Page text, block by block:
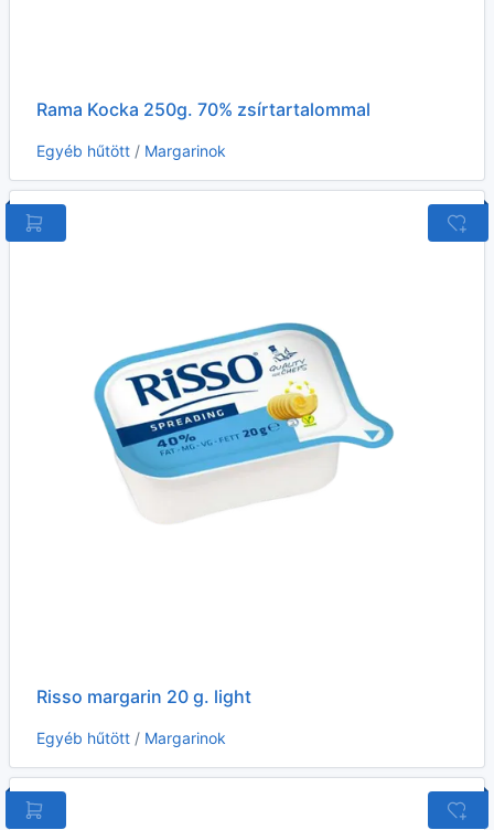
Rama Kocka 250g. 70% zsírtartalommal
Egyéb hűtött / Margarinok
Risso margarin 20 g. light
Egyéb hűtött / Margarinok